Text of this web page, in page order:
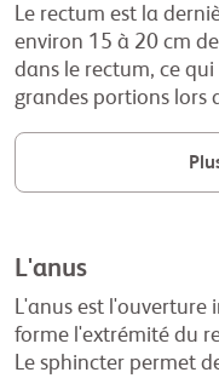
Le rectum est la
environ 15 à 20 cm
dans le rectum, ce
grandes portions lors
L'anus
L'anus est l'ouverture
forme l'extrémité du
Le sphincter permet